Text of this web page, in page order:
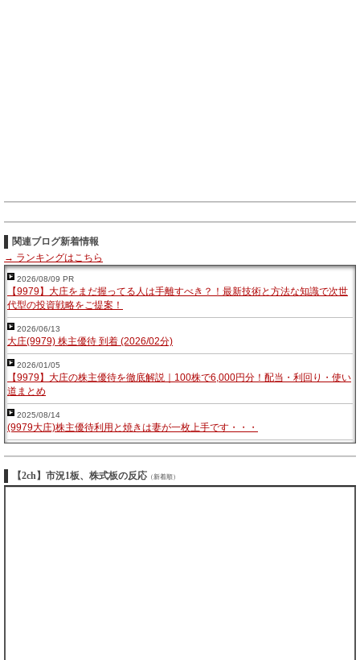
関連ブログ新着情報
→ ランキングはこちら
2026/08/09 PR
【9979】大庄をまだ握ってる人は手離すべき？！最新技術と方法な知識で次世
代型の投資戦略をご提案！
2026/06/13
大庄(9979) 株主優待 到着 (2026/02分)
2026/01/05
【9979】大庄の株主優待を徹底解説｜100株で6,000円分！配当・利回り・使い
道まとめ
2025/08/14
(9979大庄)株主優待利用と焼きは妻が一枚上手です・・・
【2ch】市況1板、株式板の反応 （新着順）